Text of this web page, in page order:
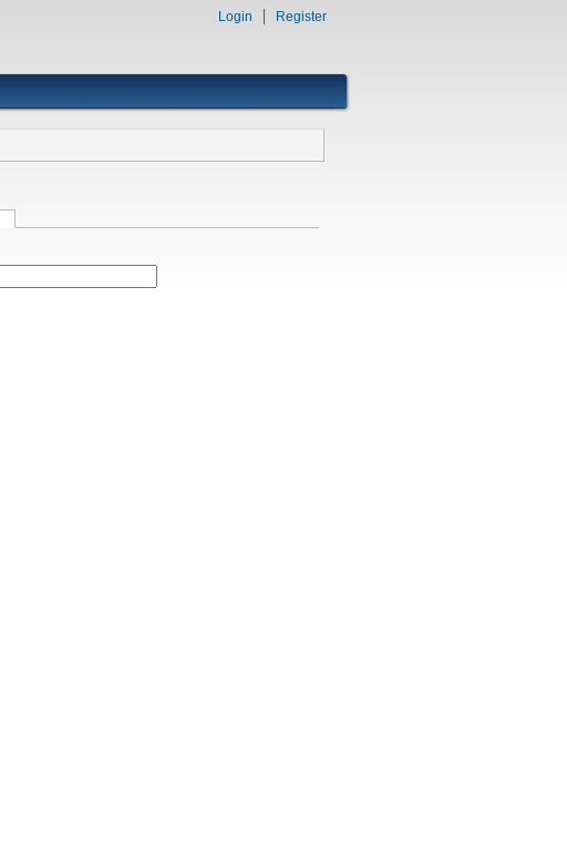
Login Register